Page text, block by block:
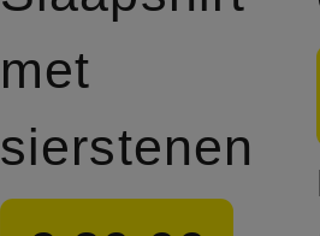
met
sierstenen